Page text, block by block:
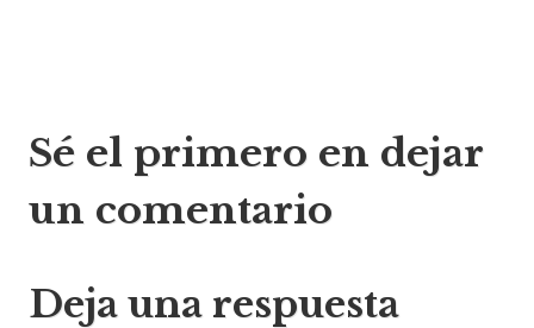
de
Sé el primero en dejar
un comentario
Deja una respuesta